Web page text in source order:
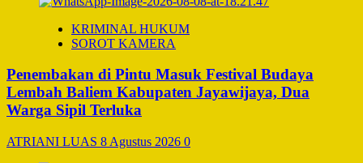
KRIMINAL HUKUM
SOROT KAMERA
Penembakan di Pintu Masuk Festival Budaya
Lembah Baliem Kabupaten Jayawijaya, Dua
Warga Sipil Terluka
ATRIANI LUAS 8 Agustus 2026 0